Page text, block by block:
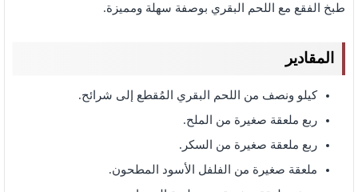
طبخ الفقع مع اللحم البقري بوصفة سهلة ومميزة.
المقادير
كيلو ونصف من اللحم البقري المُقطع إلى شرائح.
ربع ملعقة صغيرة من الملح.
ربع ملعقة صغيرة من السكر.
ملعقة صغيرة من الفلفل الأسود المطحون.